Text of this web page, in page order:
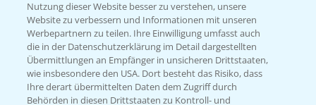
Hilfe in Notfällen
T.+49 (0)214/30-20220
Nutzung dieser Website besser zu verstehen, unsere
Website zu verbessern und Informationen mit unseren
Werbepartnern zu teilen. Ihre Einwilligung umfasst auch
die in der Datenschutzerklärung im Detail dargestellten
Übermittlungen an Empfänger in unsicheren Drittstaaten,
wie insbesondere den USA. Dort besteht das Risiko, dass
Ihre derart übermittelten Daten dem Zugriff durch
Behörden in diesen Drittstaaten zu Kontroll- und